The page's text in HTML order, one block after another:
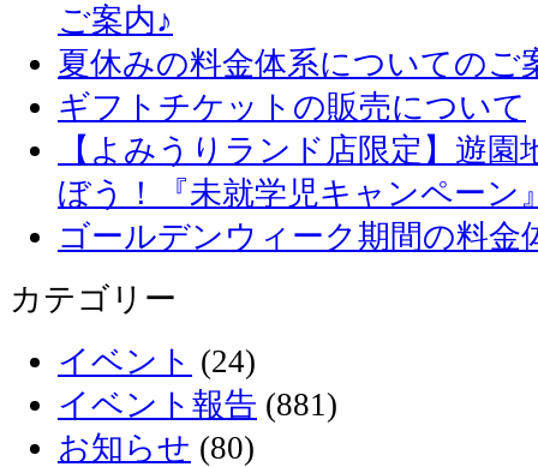
ご案内♪
夏休みの料金体系についてのご
ギフトチケットの販売について
【よみうりランド店限定】遊
ぼう！『未就学児キャンペーン
ゴールデンウィーク期間の料金
カテゴリー
イベント (24)
イベント報告 (881)
お知らせ (80)